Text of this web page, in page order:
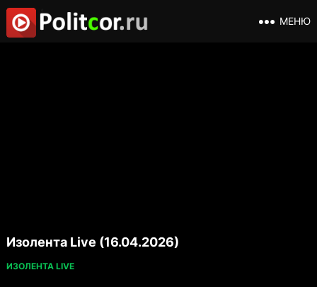
МЕНЮ
Изолента Live (16.04.2026)
ИЗОЛЕНТА LIVE